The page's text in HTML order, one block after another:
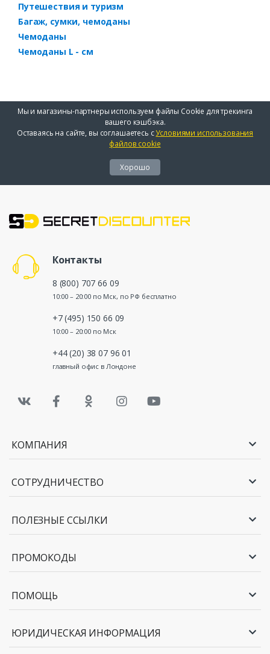
Путешествия и туризм
Багаж, сумки, чемоданы
Чемоданы
Чемоданы L - см
Мы и магазины-партнеры используем файлы Cookie для трекинга
вашего кэшбэка.
Оставаясь на сайте, вы соглашаетесь сУсловиями использования
файлов cookie
Хорошо
Контакты
8 (800) 707 66 09
10:00 – 20:00 по Мск, по РФ бесплатно
+7 (495) 150 66 09
10:00 – 20:00 по Мск
+44 (20) 38 07 96 01
главный офис в Лондоне
КОМПАНИЯ
СОТРУДНИЧЕСТВО
ПОЛЕЗНЫЕ ССЫЛКИ
ПРОМОКОДЫ
ПОМОЩЬ
ЮРИДИЧЕСКАЯ ИНФОРМАЦИЯ